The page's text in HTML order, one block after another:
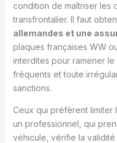
condition de maîtriser les
transfrontalier. Il faut
allemandes et une
plaques françaises WW
interdites pour ramener
fréquents et toute
sanctions.
Ceux qui préfèrent limiter
un professionnel, qui
véhicule, vérifie la